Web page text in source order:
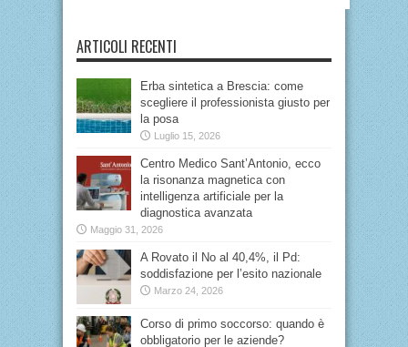
ARTICOLI RECENTI
Erba sintetica a Brescia: come
scegliere il professionista giusto per
la posa
Luglio 15, 2026
Centro Medico Sant’Antonio, ecco
la risonanza magnetica con
intelligenza artificiale per la
diagnostica avanzata
Maggio 31, 2026
A Rovato il No al 40,4%, il Pd:
soddisfazione per l’esito nazionale
Marzo 24, 2026
Corso di primo soccorso: quando è
obbligatorio per le aziende?